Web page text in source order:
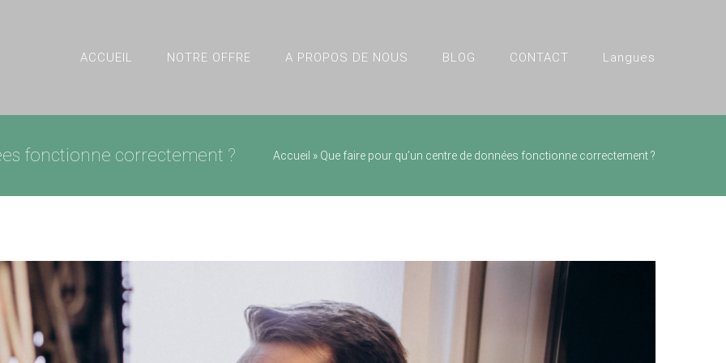
ACCUEIL NOTRE OFFRE A PROPOS DE NOUS BLOG CONTACT Langues
fonctionne correctement ? Accueil » Que faire pour qu’un centre de données fonctionne correctement ?